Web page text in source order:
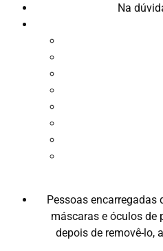
Na
Pessoas encarregadas
máscaras e óculos de
depois de removê-lo,